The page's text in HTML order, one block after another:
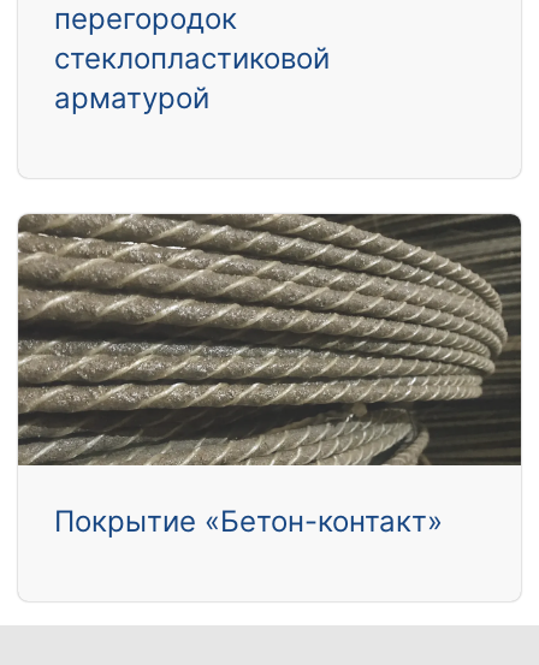
перегородок
стеклопластиковой
арматурой
Покрытие «Бетон-контакт»